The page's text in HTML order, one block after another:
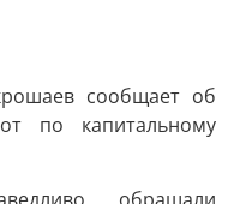
сообщает об
по капитальному